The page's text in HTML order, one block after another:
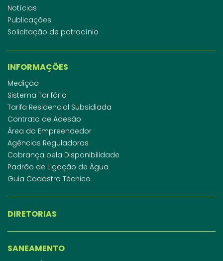
Notícias
Publicações
Solicitação de patrocínio
INFORMAÇÕES
Medição
Sistema Tarifário
Tarifa Residencial Subsidiada
Contrato de Adesão
Área do Empreendedor
Agências Reguladoras
Cobrança pela Disponibilidade
Padrão de Ligação de Água
Guia Cadastro Técnico
DIRETORIAS
SANEAMENTO